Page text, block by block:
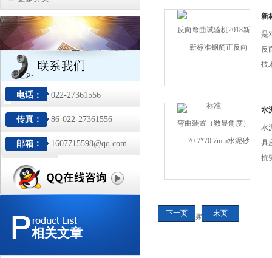
电话： 022-27361556
传真： 86-022-27361556
邮箱： 1607715598@qq.com
相关文章
新
（
是
反
技
面
设
筋
想
水
水
具
抗
下一页 末页